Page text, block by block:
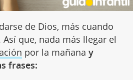
de Dios, más cuando
que, nada más llegar el
por la mañana y
frases: